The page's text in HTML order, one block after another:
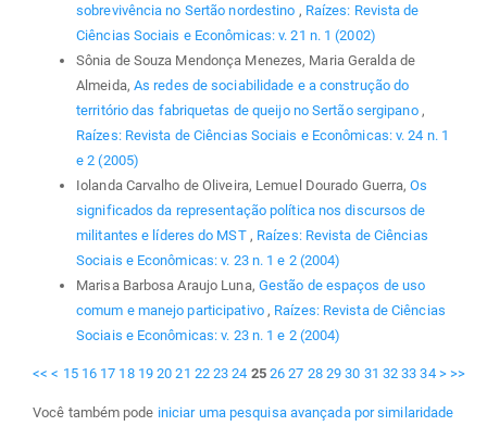
sobrevivência no Sertão nordestino , Raízes: Revista de
Ciências Sociais e Econômicas: v. 21 n. 1 (2002)
Sônia de Souza Mendonça Menezes, Maria Geralda de
Almeida, As redes de sociabilidade e a construção do
território das fabriquetas de queijo no Sertão sergipano ,
Raízes: Revista de Ciências Sociais e Econômicas: v. 24 n. 1
e 2 (2005)
Iolanda Carvalho de Oliveira, Lemuel Dourado Guerra,Os
significados da representação política nos discursos de
militantes e líderes do MST , Raízes: Revista de Ciências
Sociais e Econômicas: v. 23 n. 1 e 2 (2004)
Marisa Barbosa Araujo Luna, Gestão de espaços de uso
comum e manejo participativo , Raízes: Revista de Ciências
Sociais e Econômicas: v. 23 n. 1 e 2 (2004)
<< < 15 16 17 18 19 20 21 22 23 24 25 26 27 28 29 30 31 32 33 34 > >>
Você também pode iniciar uma pesquisa avançada por similaridade